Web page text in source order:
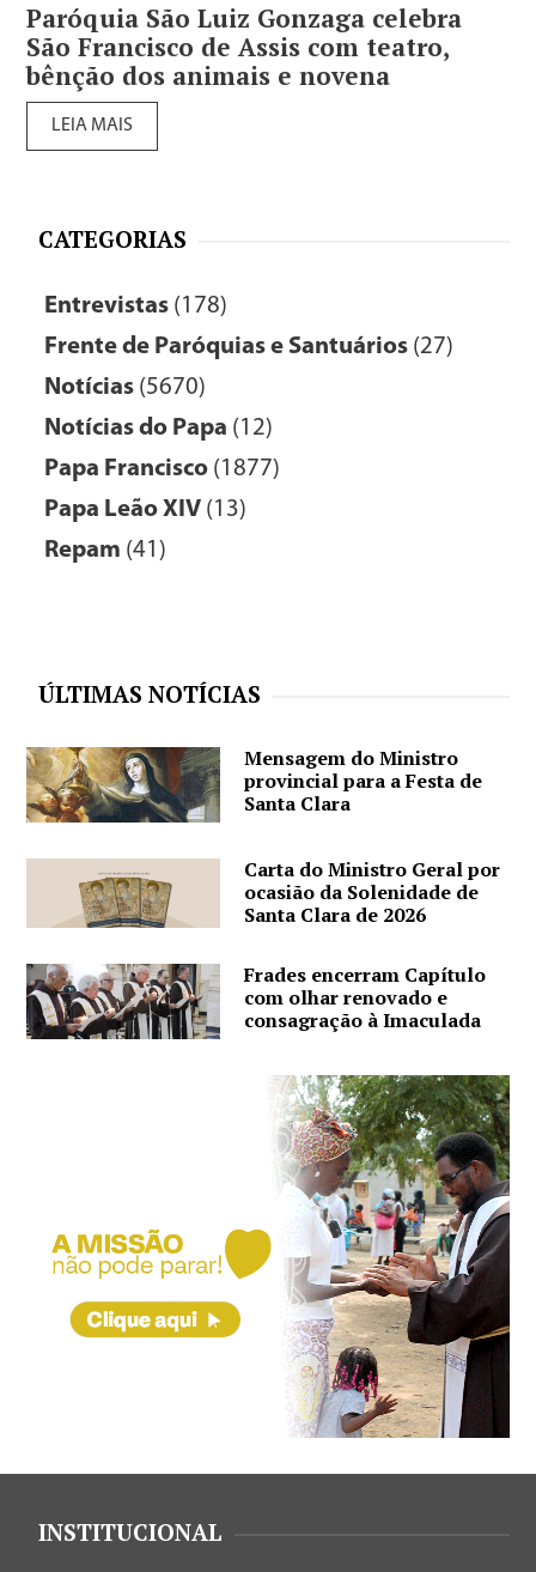
Paróquia São Luiz Gonzaga celebra
São Francisco de Assis com teatro,
bênção dos animais e novena
LEIA MAIS
CATEGORIAS
Entrevistas (178)
Frente de Paróquias e Santuários (27)
Notícias (5670)
Notícias do Papa (12)
Papa Francisco (1877)
Papa Leão XIV (13)
Repam (41)
ÚLTIMAS NOTÍCIAS
Mensagem do Ministro
provincial para a Festa de
Santa Clara
Carta do Ministro Geral por
ocasião da Solenidade de
Santa Clara de 2026
Frades encerram Capítulo
com olhar renovado e
consagração à Imaculada
INSTITUCIONAL